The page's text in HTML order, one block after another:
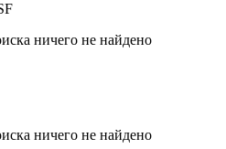
ничего не найдено
ничего не найдено